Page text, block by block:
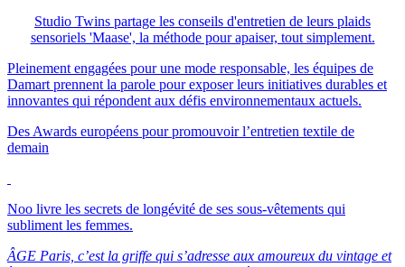
Studio Twins partage les conseils d'entretien de leurs plaids
sensoriels 'Maase', la méthode pour apaiser, tout simplement.
Pleinement engagées pour une mode responsable, les équipes de
Damart prennent la parole pour exposer leurs initiatives durables et
innovantes qui répondent aux défis environnementaux actuels.
Des Awards européens pour promouvoir l’entretien textile de
demain
Noo livre les secrets de longévité de ses sous-vêtements qui
subliment les femmes.
ÂGE Paris, c’est la griffe qui s’adresse aux amoureux du vintage et